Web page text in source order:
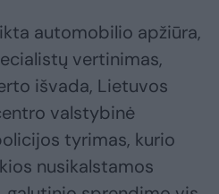
automobilio apžiūra,
vertinimas,
išvada, Lietuvos
valstybinė
tyrimas, kurio
nusikalstamos